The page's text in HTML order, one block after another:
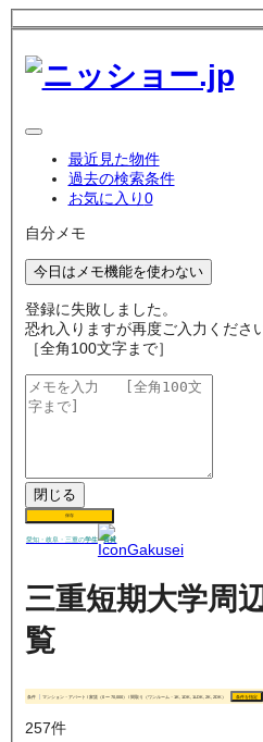
最近見た物件
過去の検索条件
お気に入り0
自分メモ
今日はメモ機能を使わない
登録に失敗しました。
恐れ入りますが再度ご入力ください
［全角100文字まで］
閉じる
保存
愛知・岐阜・三重の学生 賃貸
三重短期大学周
覧
条件 マンション・アパート / 家賃（0 〜 70,000） / 間取り（ワンルーム・1K, 1DK, 1LDK, 2K, 2DK） 条件を指定
257件